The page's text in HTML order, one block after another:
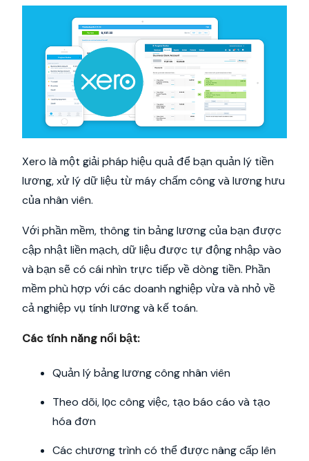
Xero là một giải pháp hiệu quả để bạn quản lý tiền
lương, xử lý dữ liệu từ máy chấm công và lương hưu
của nhân viên.
Với phần mềm, thông tin bảng lương của bạn được
cập nhật liền mạch, dữ liệu được tự động nhập vào
và bạn sẽ có cái nhìn trực tiếp về dòng tiền. Phần
mềm phù hợp với các doanh nghiệp vừa và nhỏ về
cả nghiệp vụ tính lương và kế toán.
Các tính năng nổi bật:
Quản lý bảng lương công nhân viên
Theo dõi, lọc công việc, tạo báo cáo và tạo
hóa đơn
Các chương trình có thể được nâng cấp lên